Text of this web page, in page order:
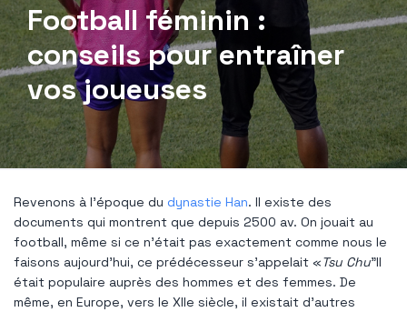
Football féminin :
conseils pour entraîner
vos joueuses
Revenons à l'époque du dynastie Han. Il existe des
documents qui montrent que depuis 2500 av. On jouait au
football, même si ce n’était pas exactement comme nous le
faisons aujourd’hui, ce prédécesseur s’appelait «Tsu Chu"Il
était populaire auprès des hommes et des femmes. De
même, en Europe, vers le XIIe siècle, il existait d'autres